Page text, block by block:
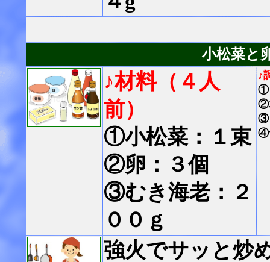
小松菜と
♪材料（４人
前）
①小松菜：１束
②卵：３個
③むき海老：２
００ｇ
♪
①
②
③
④
強火でサッと炒